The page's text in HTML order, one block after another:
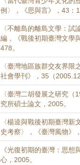
例〉，《思與言》，43：
〈不離島的離島文學：
編，《戰後初期臺灣文學
478。
〈臺灣地區族群交友界
社會學刊》，35（
〈臺灣二胡發展之研究
究所碩士論文，2005。
〈楊逵與戰後初期臺灣
史考察〉，《臺灣風物》
《光復初期的臺灣：思
心，2005。